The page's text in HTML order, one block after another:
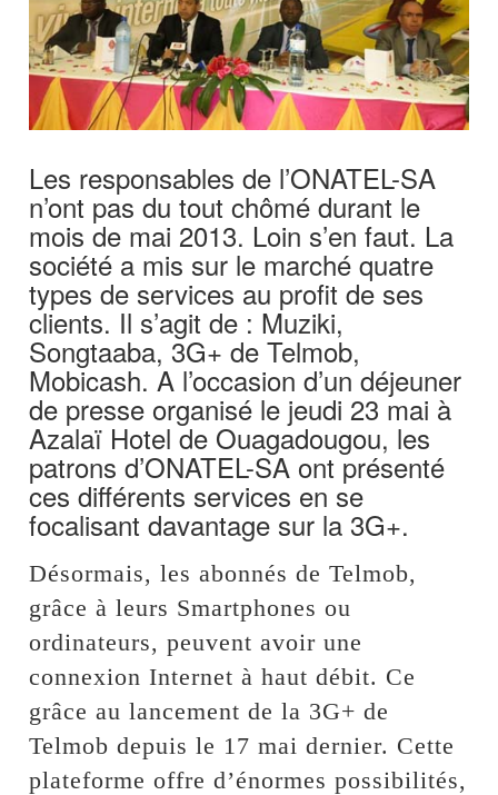
Les responsables de l’ONATEL-SA
n’ont pas du tout chômé durant le
mois de mai 2013. Loin s’en faut. La
société a mis sur le marché quatre
types de services au profit de ses
clients. Il s’agit de : Muziki,
Songtaaba, 3G+ de Telmob,
Mobicash. A l’occasion d’un déjeuner
de presse organisé le jeudi 23 mai à
Azalaï Hotel de Ouagadougou, les
patrons d’ONATEL-SA ont présenté
ces différents services en se
focalisant davantage sur la 3G+.
Désormais, les abonnés de Telmob,
grâce à leurs Smartphones ou
ordinateurs, peuvent avoir une
connexion Internet à haut débit. Ce
grâce au lancement de la 3G+ de
Telmob depuis le 17 mai dernier. Cette
plateforme offre d’énormes possibilités,